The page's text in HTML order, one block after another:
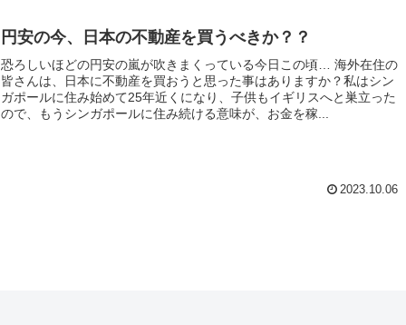
円安の今、日本の不動産を買うべきか？？
恐ろしいほどの円安の嵐が吹きまくっている今日この頃… 海外在住の
皆さんは、日本に不動産を買おうと思った事はありますか？私はシン
ガポールに住み始めて25年近くになり、子供もイギリスへと巣立った
ので、もうシンガポールに住み続ける意味が、お金を稼...
2023.10.06